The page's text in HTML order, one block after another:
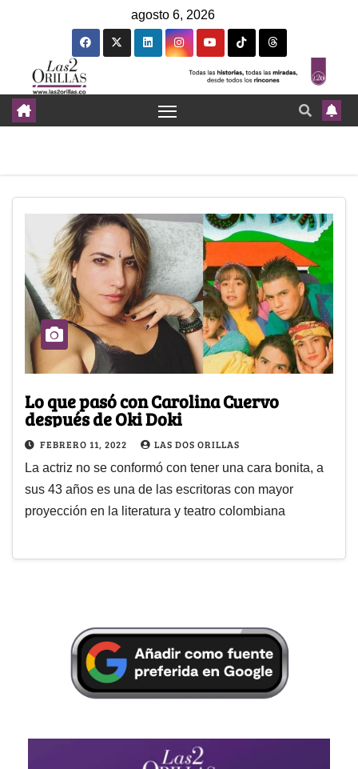
agosto 6, 2026
Lo que pasó con Carolina Cuervo
después de Oki Doki
FEBRERO 11, 2022 LAS DOS ORILLAS
La actriz no se conformó con tener una cara bonita, a
sus 43 años es una de las escritoras con mayor
proyección en la literatura y teatro colombiana